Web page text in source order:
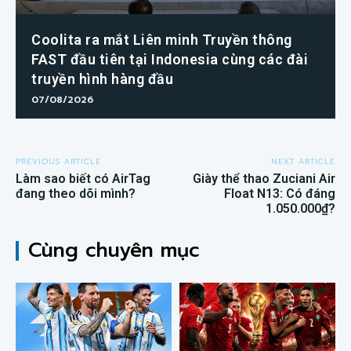
Coolita ra mắt Liên minh Truyền thông
FAST đầu tiên tại Indonesia cùng các đài
truyền hình hàng đầu
07/08/2026
PREVIOUS ARTICLE
Làm sao biết có AirTag
đang theo dõi mình?
NEXT ARTICLE
Giày thể thao Zuciani Air
Float N13: Có đáng
1.050.000₫?
Cùng chuyên mục